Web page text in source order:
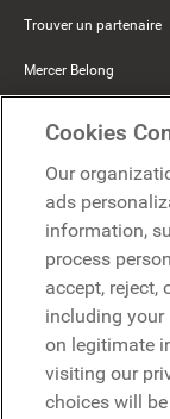
Trouver un partenaire
Mercer Belong
Demander une
Demander une
Contact
Contact
Cookies
Our
ads
information,
process
accept, reject,
including your
on legitimate
visiting our
choices will